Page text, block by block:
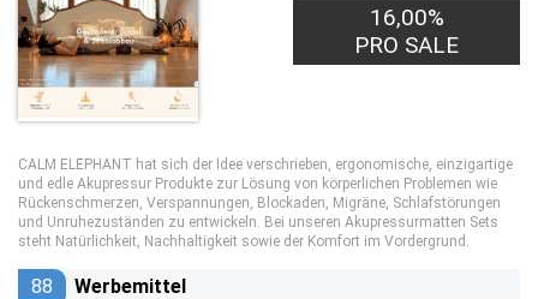
16,00%
PRO SALE
CALM ELEPHANT hat sich der Idee verschrieben, ergonomische, einzigartige
und edle Akupressur Produkte zur Lösung von körperlichen Problemen wie
Rückenschmerzen, Verspannungen, Blockaden, Migräne, Schlafstörungen
und Unruhezuständen zu entwickeln. Bei unseren Akupressurmatten Sets
steht Natürlichkeit, Nachhaltigkeit sowie der Komfort im Vordergrund.
88 Werbemittel